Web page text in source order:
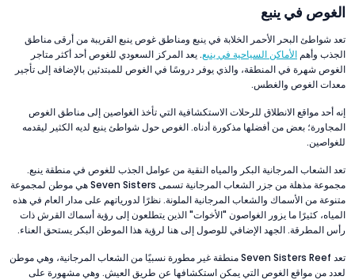
الغوص في ينبع
تعد شواطئ البحر الأحمر الخلابة في ينبع ومناطق غوص ينبع القريبة من أرقى مناطق
الجذب وأهم الأماكن السياحية في ينبع. يعد المركز السعودي للغوص أحد أكثر متاجر
الغوص شهرة في المنطقة، والذي يوفر دروسًا في الغوص للمبتدئين بالإضافة إلى تأجير
معدات الغوص والغطس.
إنه أحد مواقع الانطلاق للرحلات الاستكشافية التي تأخذ الغواصين إلى مناطق الغوص
المجاورة؛ بعض من أفضلها مذكورة أدناه. الغوص حول شواطئ ينبع لديه الكثير ليقدمه
للغواصين.
تعد الشعاب المرجانية البكر والمياه النقية من عوامل الجذب للغوص في منطقة ينبع.
مجموعة مذهلة من جزر الشعاب المرجانية تسمى Seven Sisters هي موطن لمجموعة
متنوعة من الأسماك والشعاب المرجانية الملونة. نظرًا لدورياتهم على مدار العام في هذه
المياه، كثيرًا ما يزور الغواصون "الأخوات" الذين يتطلعون إلى رؤية أسماك القرش ذات
رأس المطرقة. الجهد الإضافي للوصول إلى هنا لرؤية هذا الموطن البكر يستحق العناء.
تعد Seven Sisters Reef منطقة غير مطورة نسبيًا من الشعاب المرجانية، وهي موطن
لعدد من مواقع الغوص التي يمكن استكشافها عن طريق العيش. وهي مشهورة على